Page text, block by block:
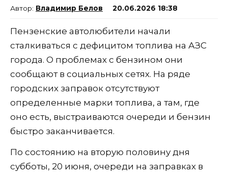
Владимир Белов 20.06.2026 18:38
Пензенские автолюбители начали
сталкиваться с дефицитом топлива на АЗС
города. О проблемах с бензином они
сообщают в социальных сетях. На ряде
городских заправок отсутствуют
определенные марки топлива, а там, где
оно есть, выстраиваются очереди и бензин
быстро заканчивается.
По состоянию на вторую половину дня
субботы, 20 июня, очереди на заправках в